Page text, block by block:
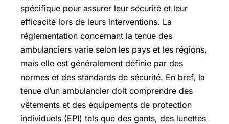
spécifique pour assurer leur sécurité et leur
efficacité lors de leurs interventions. La
réglementation concernant la tenue des
ambulanciers varie selon les pays et les régions,
mais elle est généralement définie par des
normes et des standards de sécurité. En bref, la
tenue d’un ambulancier doit comprendre des
vêtements et des équipements de protection
individuels (EPI) tels que des gants, des lunettes